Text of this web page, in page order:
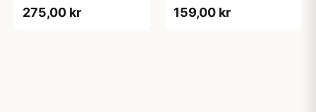
275,00 kr 159,00 kr